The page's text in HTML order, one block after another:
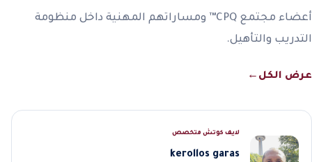
أعضاء مجتمع CPQ™ ومساراتهم المهنية داخل منظومة
التدريب والتأهيل.
عرض الكل ←
لايف كوتش متخصص
kerollos garas